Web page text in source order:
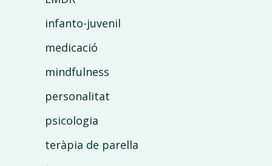
infanto-juvenil
medicació
mindfulness
personalitat
psicologia
teràpia de parella